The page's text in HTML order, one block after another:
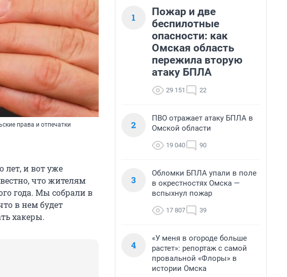
права и отпечатки
лет, и вот уже
что жителям
года. Мы собрали в
в нем будет
хакеры.
1
Пожар и две
беспилотные
опасности: как
Омская область
пережила вторую
атаку БПЛА
29 151 22
2
ПВО отражает атаку БПЛА в
Омской области
19 040 90
3
Обломки БПЛА упали в поле
в окрестностях Омска —
вспыхнул пожар
17 807 39
4
«У меня в огороде больше
растет»: репортаж с самой
провальной «Флоры» в
истории Омска